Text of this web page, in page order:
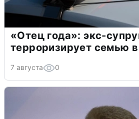
«Отец года»: экс-
терроризирует семью
7 августа 0